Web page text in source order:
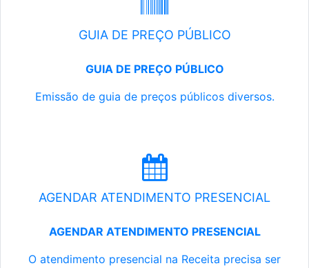
GUIA DE PREÇO PÚBLICO
GUIA DE PREÇO PÚBLICO
Emissão de guia de preços públicos diversos.
AGENDAR ATENDIMENTO PRESENCIAL
AGENDAR ATENDIMENTO PRESENCIAL
O atendimento presencial na Receita precisa ser